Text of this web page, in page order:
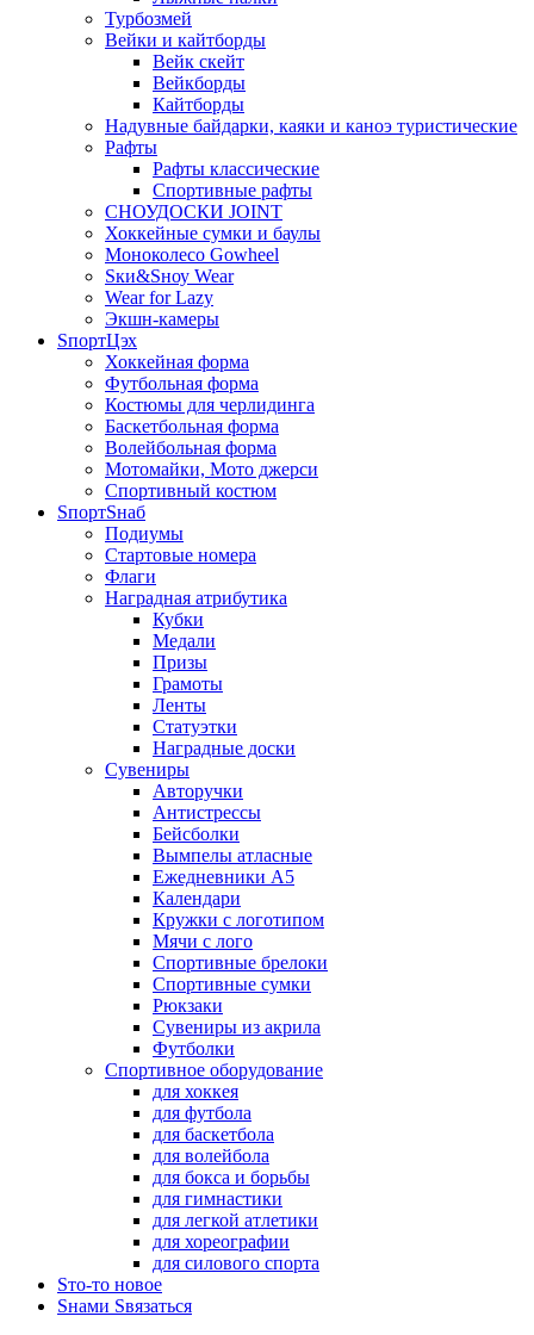
Турбозмей
Вейки и кайтборды
Вейк скейт
Вейкборды
Кайтборды
Надувные байдарки, каяки и каноэ туристические
Рафты
Рафты классические
Спортивные рафты
СНОУДОСКИ JOINT
Хоккейные сумки и баулы
Моноколесо Gowheel
Sки&Sноу Wear
Wear for Lazy
Экшн-камеры
SпортЦэх
Хоккейная форма
Футбольная форма
Костюмы для черлидинга
Баскетбольная форма
Волейбольная форма
Мотомайки, Мото джерси
Спортивный костюм
SпортSнаб
Подиумы
Стартовые номера
Флаги
Наградная атрибутика
Кубки
Медали
Призы
Грамоты
Ленты
Статуэтки
Наградные доски
Сувениры
Авторучки
Антистрессы
Бейсболки
Вымпелы атласные
Ежедневники А5
Календари
Кружки с логотипом
Мячи с лого
Спортивные брелоки
Спортивные сумки
Рюкзаки
Сувениры из акрила
Футболки
Спортивное оборудование
для хоккея
для футбола
для баскетбола
для волейбола
для бокса и борьбы
для гимнастики
для легкой атлетики
для хореографии
для силового спорта
Sто-то новое
Sнами Sвязаться